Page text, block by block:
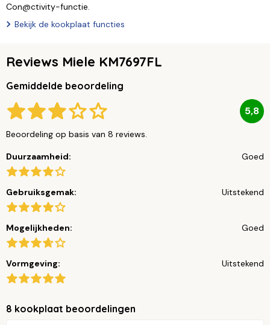
Con@ctivity-functie.
Bekijk de kookplaat functies
Reviews Miele KM7697FL
Gemiddelde beoordeling
5,8
Beoordeling op basis van 8 reviews.
Duurzaamheid: Goed
Gebruiksgemak: Uitstekend
Mogelijkheden: Goed
Vormgeving: Uitstekend
8 kookplaat beoordelingen